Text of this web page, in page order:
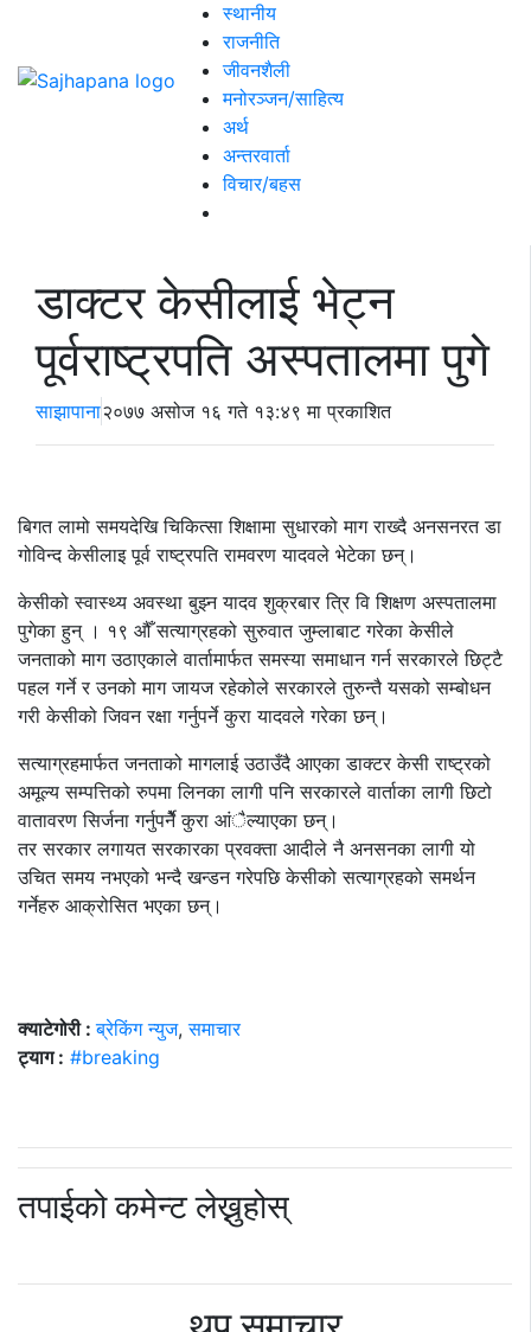
स्थानीय
राजनीति
जीवनशैली
मनोरञ्जन/साहित्य
अर्थ
अन्तरवार्ता
विचार/बहस
डाक्टर केसीलाई भेट्न
पूर्वराष्ट्रपति अस्पतालमा पुगे
साझापाना२०७७ असोज १६ गते १३:४९ मा प्रकाशित
बिगत लामो समयदेखि चिकित्सा शिक्षामा सुधारको माग राख्दै अनसनरत डा
गोविन्द केसीलाइ पूर्व राष्ट्रपति रामवरण यादवले भेटेका छन्।
केसीको स्वास्थ्य अवस्था बुझ्न यादव शुक्रबार त्रि वि शिक्षण अस्पतालमा
पुगेका हुन् । १९ औँ सत्याग्रहको सुरुवात जुम्लाबाट गरेका केसीले
जनताको माग उठाएकाले वार्तामार्फत समस्या समाधान गर्न सरकारले छिट्टै
पहल गर्ने र उनको माग जायज रहेकोले सरकारले तुरुन्तै यसको सम्बोधन
गरी केसीको जिवन रक्षा गर्नुपर्ने कुरा यादवले गरेका छन्।
सत्याग्रहमार्फत जनताको मागलाई उठाउँदै आएका डाक्टर केसी राष्ट्रको
अमूल्य सम्पत्तिको रुपमा लिनका लागी पनि सरकारले वार्ताका लागी छिटो
वातावरण सिर्जना गर्नुपर्नेै कुरा आंैल्याएका छन्।
तर सरकार लगायत सरकारका प्रवक्ता आदीले नै अनसनका लागी यो
उचित समय नभएको भन्दै खन्डन गरेपछि केसीको सत्याग्रहको समर्थन
गर्नेहरु आक्रोसित भएका छन्।
क्याटेगोरी :ब्रेकिंग न्युज,समाचार
ट्याग : #breaking
तपाईको कमेन्ट लेख्नुहोस्